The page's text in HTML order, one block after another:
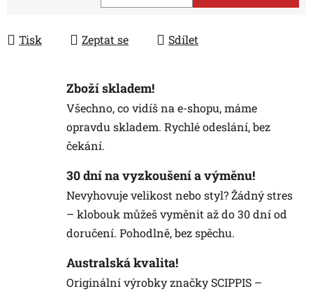
Tisk Zeptat se Sdílet
Zboží skladem!
Všechno, co vidíš na e-shopu, máme
opravdu skladem. Rychlé odeslání, bez
čekání.
30 dní na vyzkoušení a výměnu!
Nevyhovuje velikost nebo styl? Žádný stres
– klobouk můžeš vyměnit až do 30 dní od
doručení. Pohodlně, bez spěchu.
Australská kvalita!
Originální výrobky značky SCIPPIS –